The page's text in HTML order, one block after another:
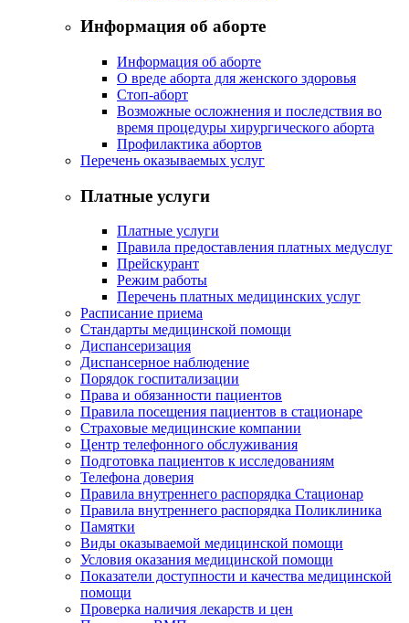
Информация об аборте
Информация об аборте
О вреде аборта для женского здоровья
Стоп-аборт
Возможные осложнения и последствия во
время процедуры хирургического аборта
Профилактика абортов
Перечень оказываемых услуг
Платные услуги
Платные услуги
Правила предоставления платных медуслуг
Прейскурант
Режим работы
Перечень платных медицинских услуг
Расписание приема
Стандарты медицинской помощи
Диспансеризация
Диспансерное наблюдение
Порядок госпитализации
Права и обязанности пациентов
Правила посещения пациентов в стационаре
Страховые медицинские компании
Центр телефонного обслуживания
Подготовка пациентов к исследованиям
Телефона доверия
Правила внутреннего распорядка Стационар
Правила внутреннего распорядка Поликлиника
Памятки
Виды оказываемой медицинской помощи
Условия оказания медицинской помощи
Показатели доступности и качества медицинской
помощи
Проверка наличия лекарств и цен